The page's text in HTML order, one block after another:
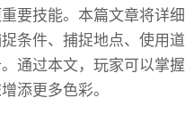
要技能。本篇文章将详细
条件、捕捉地点、使用道
通过本文，玩家可以掌握
添更多色彩。